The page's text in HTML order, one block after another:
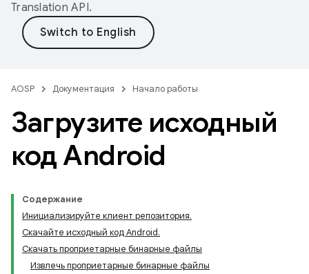
Translation API.
AOSP Документация Начало работы
Загрузите исходный
код Android
Содержание
Инициализируйте клиент репозитория.
Скачайте исходный код Android.
Скачать проприетарные бинарные файлы
Извлечь проприетарные бинарные файлы